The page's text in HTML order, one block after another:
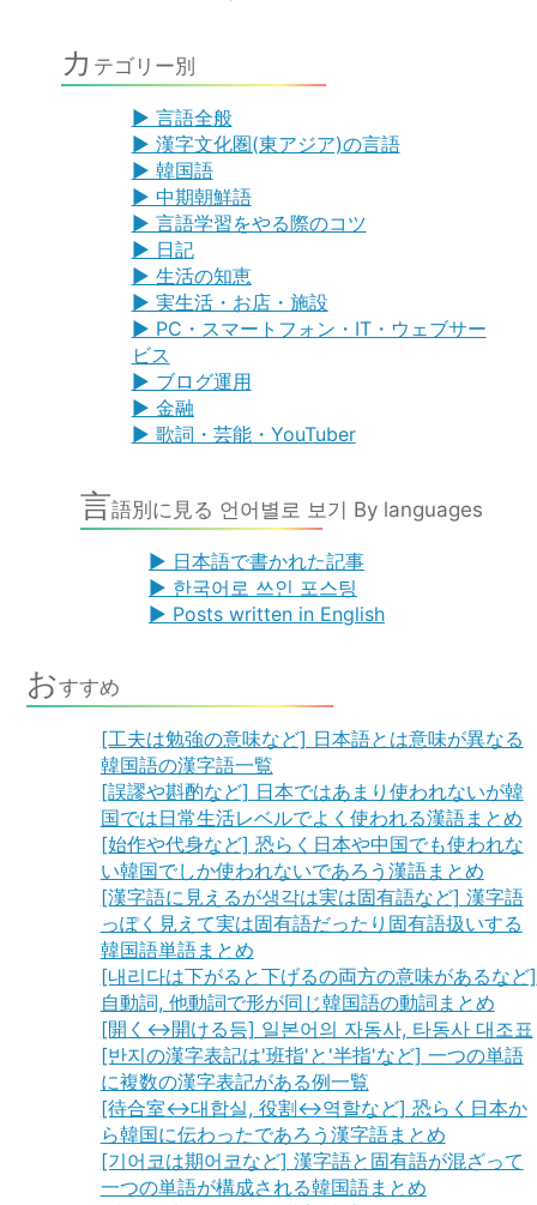
カ テゴリー別
▶ 言語全般
▶ 漢字文化圏(東アジア)の言語
▶ 韓国語
▶ 中期朝鮮語
▶ 言語学習をやる際のコツ
▶ 日記
▶ 生活の知恵
▶ 実生活・お店・施設
▶ PC・スマートフォン・IT・ウェブサー
ビス
▶ ブログ運用
▶ 金融
▶ 歌詞・芸能・YouTuber
言語別に見る 언어별로 보기 By languages
▶ 日本語で書かれた記事
▶ 한국어로 쓰인 포스팅
▶ Posts written in English
おすすめ
[工夫は勉強の意味など] 日本語とは意味が異なる
韓国語の漢字語一覧
[誤謬や斟酌など] 日本ではあまり使われないが韓
国では日常生活レベルでよく使われる漢語まとめ
[始作や代身など] 恐らく日本や中国でも使われな
い韓国でしか使われないであろう漢語まとめ
[漢字語に見えるが생각は実は固有語など] 漢字語
っぽく見えて実は固有語だったり固有語扱いする
韓国語単語まとめ
[내리다は下がると下げるの両方の意味があるなど]
自動詞, 他動詞で形が同じ韓国語の動詞まとめ
[開く↔開ける등] 일본어의 자동사, 타동사 대조표
[반지の漢字表記は'班指'と'半指'など] 一つの単語
に複数の漢字表記がある例一覧
[待合室↔대합실, 役割↔역할など] 恐らく日本か
ら韓国に伝わったであろう漢字語まとめ
[기어코は期어코など] 漢字語と固有語が混ざって
一つの単語が構成される韓国語まとめ